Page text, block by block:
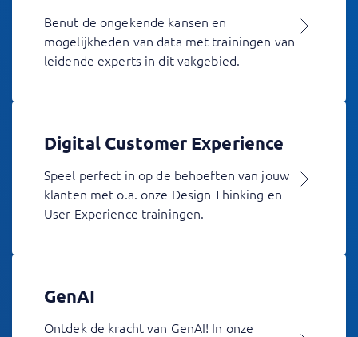
Benut de ongekende kansen en
mogelijkheden van data met trainingen van
leidende experts in dit vakgebied.
Digital Customer Experience
Speel perfect in op de behoeften van jouw
klanten met o.a. onze Design Thinking en
User Experience trainingen.
GenAI
Ontdek de kracht van GenAI! In onze